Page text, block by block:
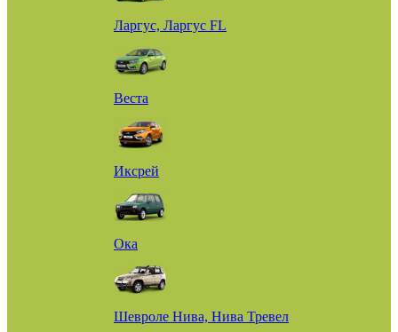
Ларгус, Ларгус FL
Веста
Иксрей
Ока
Шевроле Нива, Нива Тревел